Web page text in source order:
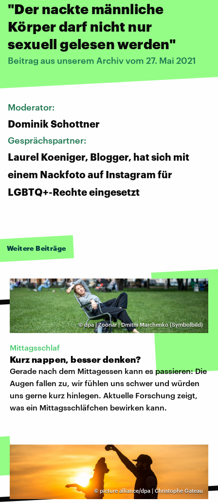
"Der nackte männliche
Körper darf nicht nur
sexuell gelesen werden"
Beitrag aus unserem Archiv vom 27. Mai 2021
Moderator:
Dominik Schottner
Gesprächspartner:
Laurel Koeniger, Blogger, hat sich mit
einem Nackfoto auf Instagram für
LGBTQ+-Rechte eingesetzt
Weitere Beiträge
©dpa | Zoonar | Dmitrii Marchenko (Symbolbild)
Mittagsschlaf
Kurz nappen, besser denken?
Gerade nach dem Mittagessen kann es passieren: Die
Augen fallen zu, wir fühlen uns schwer und würden
uns gerne kurz hinlegen. Aktuelle Forschung zeigt,
was ein Mittagsschläfchen bewirken kann.
©picture alliance/dpa | Christophe Gateau